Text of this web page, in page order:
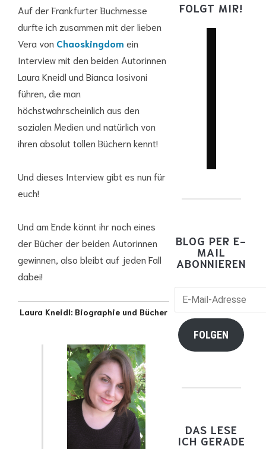
Auf der Frankfurter Buchmesse
durfte ich zusammen mit der lieben
Vera von Chaoskingdom ein
Interview mit den beiden Autorinnen
Laura Kneidl und Bianca Iosivoni
führen, die man
höchstwahrscheinlich aus den
sozialen Medien und natürlich von
ihren absolut tollen Büchern kennt!
Und dieses Interview gibt es nun für
euch!
Und am Ende könnt ihr noch eines
der Bücher der beiden Autorinnen
gewinnen, also bleibt auf jeden Fall
dabei!
Laura Kneidl: Biographie und Bücher
FOLGT MIR!
BLOG PER E-
MAIL
ABONNIEREN
E-
Mail-
Adresse
FOLGEN
DAS LESE
ICH GERADE